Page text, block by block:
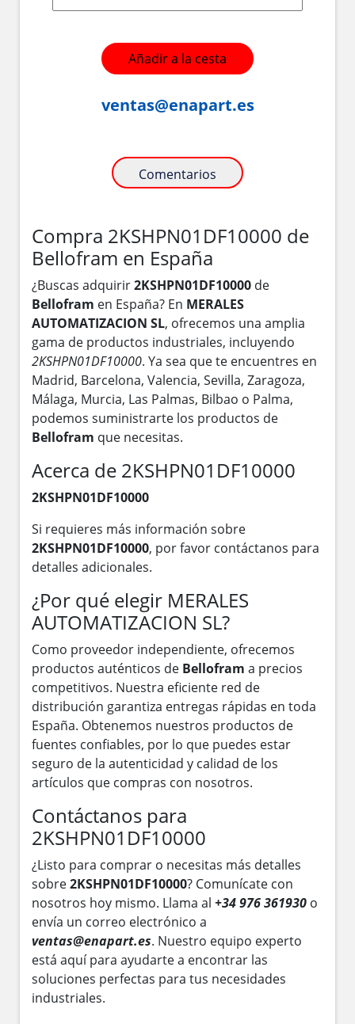
Añadir a la cesta
ventas@enapart.es
Comentarios
Compra 2KSHPN01DF10000 de
Bellofram en España
¿Buscas adquirir2KSHPN01DF10000 de
Bellofram en España? En MERALES
AUTOMATIZACION SL, ofrecemos una amplia
gama de productos industriales, incluyendo
2KSHPN01DF10000. Ya sea que te encuentres en
Madrid, Barcelona, Valencia, Sevilla, Zaragoza,
Málaga, Murcia, Las Palmas, Bilbao o Palma,
podemos suministrarte los productos de
Bellofram que necesitas.
Acerca de 2KSHPN01DF10000
2KSHPN01DF10000
Si requieres más información sobre
2KSHPN01DF10000, por favor contáctanos para
detalles adicionales.
¿Por qué elegir MERALES
AUTOMATIZACION SL?
Como proveedor independiente, ofrecemos
productos auténticos de Bellofram a precios
competitivos. Nuestra eficiente red de
distribución garantiza entregas rápidas en toda
España. Obtenemos nuestros productos de
fuentes confiables, por lo que puedes estar
seguro de la autenticidad y calidad de los
artículos que compras con nosotros.
Contáctanos para
2KSHPN01DF10000
¿Listo para comprar o necesitas más detalles
sobre2KSHPN01DF10000? Comunícate con
nosotros hoy mismo. Llama al +34 976 361930 o
envía un correo electrónico a
ventas@enapart.es. Nuestro equipo experto
está aquí para ayudarte a encontrar las
soluciones perfectas para tus necesidades
industriales.